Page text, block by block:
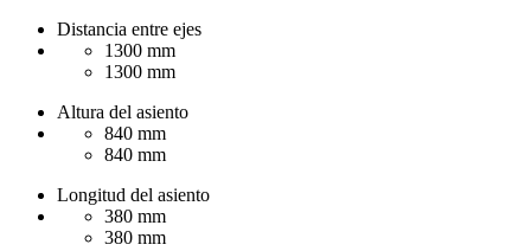
Distancia entre ejes
1300 mm
1300 mm
Altura del asiento
840 mm
840 mm
Longitud del asiento
380 mm
380 mm